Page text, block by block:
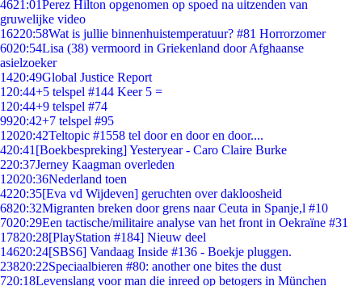
4621:01Perez Hilton opgenomen op spoed na uitzenden van
gruwelijke video
16220:58Wat is jullie binnenhuistemperatuur? #81 Horrorzomer
6020:54Lisa (38) vermoord in Griekenland door Afghaanse
asielzoeker
1420:49Global Justice Report
1 20:44+5 telspel #144 Keer 5 =
1 20:44+9 telspel #74
9920:42+7 telspel #95
12020:42Teltopic #1558 tel door en door en door....
420:41 [Boekbespreking] Yesteryear - Caro Claire Burke
220:37Jerney Kaagman overleden
12020:36Nederland toen
4220:35[Eva vd Wijdeven] geruchten over dakloosheid
6820:32Migranten breken door grens naar Ceuta in Spanje,l #10
7020:29Een tactische/militaire analyse van het front in Oekraïne #31
17820:28[PlayStation #184] Nieuw deel
14620:24[SBS6] Vandaag Inside #136 - Boekje pluggen.
23820:22Speciaalbieren #80: another one bites the dust
720:18Levenslang voor man die inreed op betogers in München